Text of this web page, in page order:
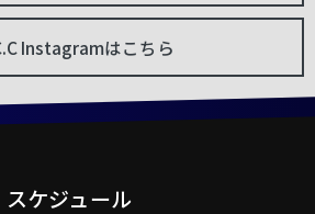
Instagramはこちら
スケジュール